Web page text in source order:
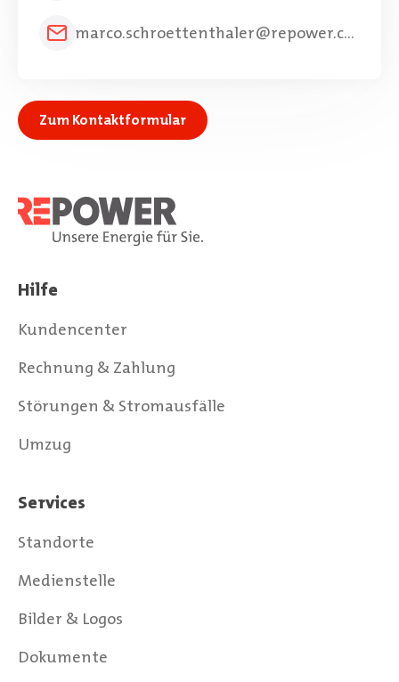
marco.schroettenthaler@repower.com
Zum Kontaktformular
Hilfe
Kundencenter
Rechnung & Zahlung
Störungen & Stromausfälle
Umzug
Services
Standorte
Medienstelle
Bilder & Logos
Dokumente